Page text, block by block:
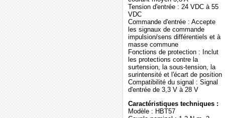
Tension d'entrée : 24 VDC à 55
VDC
Commande d'entrée : Accepte
les signaux de commande
impulsion/sens différentiels et à
masse commune
Fonctions de protection : Inclut
les protections contre la
surtension, la sous-tension, la
surintensité et l'écart de position
Compatibilité du signal : Signal
d'entrée de 3,3 V à 28 V
Caractéristiques techniques :
Modèle : HBT57